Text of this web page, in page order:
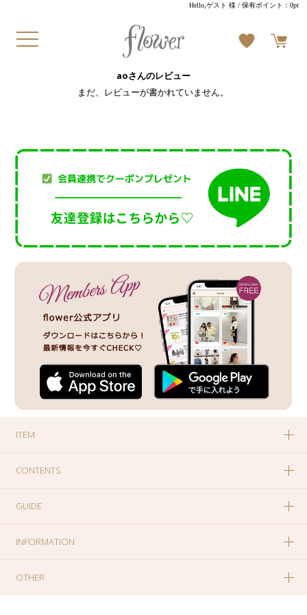
Hello,ゲスト 様 / 保有ポイント：0pt
aoさんのレビュー
まだ、レビューが書かれていません。
ITEM
CONTENTS
GUIDE
INFORMATION
OTHER